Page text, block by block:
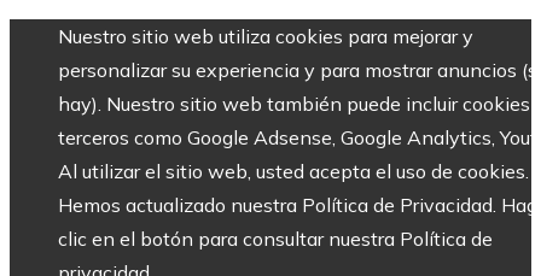
Nuestro sitio web utiliza cookies para mejorar y
personalizar su experiencia y para mostrar anuncios
hay). Nuestro sitio web también puede incluir cookies
terceros como Google Adsense, Google Analytics,
Al utilizar el sitio web, usted acepta el uso de cookies.
Hemos actualizado nuestra Política de Privacidad.
clic en el botón para consultar nuestra Política de